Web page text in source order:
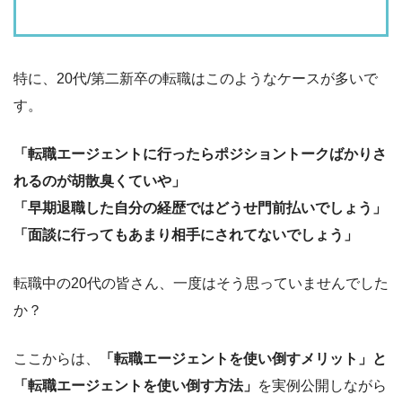
特に、20代/第二新卒の転職はこのようなケースが多いで
す。
「転職エージェントに行ったらポジショントークばかりさ
れるのが胡散臭くていや」
「早期退職した自分の経歴ではどうせ門前払いでしょう」
「面談に行ってもあまり相手にされてないでしょう」
転職中の20代の皆さん、一度はそう思っていませんでした
か？
ここからは、
「転職エージェントを使い倒すメリット」と
「転職エージェントを使い倒す方法」 を実例公開しながら